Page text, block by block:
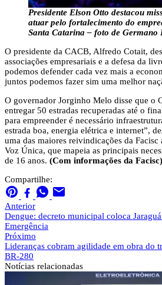
Presidente Elson Otto destacou
atuar pelo fortalecimento do
Santa Catarina – foto de Germano
O presidente da CACB, Alfredo Cotait,
associações empresariais e a defesa da
podemos defender cada vez mais a
juntos podemos fazer sim uma melhor
O governador Jorginho Melo disse que o
entregar 50 estradas recuperadas até o
para empreender é necessário
estrada boa, energia elétrica e internet”,
uma das maiores reivindicações da Facisc
Voz Única, que mapeia as principais
de 16 anos. (Com informações da Facisc)
Compartilhe:
Anterior
Dengue: decreto municipal coloca
Emergência
Próximo
Lideranças cobram agilidade em obra do
BR-280
Notícias relacionadas